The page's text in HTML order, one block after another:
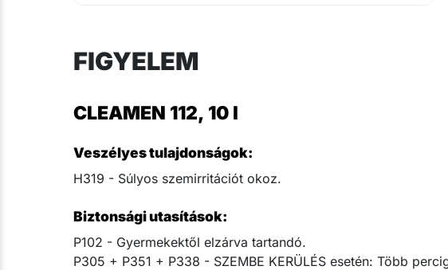
FIGYELEM
CLEAMEN 112, 10 l
Veszélyes tulajdonságok:
H319 - Súlyos szemirritációt okoz.
Biztonsági utasítások:
P102 - Gyermekektől elzárva tartandó.
P305 + P351 + P338 - SZEMBE KERÜLÉS esetén: Több